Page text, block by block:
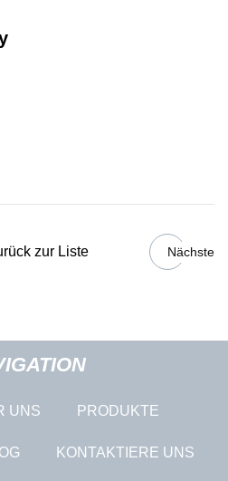
zur Liste Nächste
UNS PRODUKTE
KONTAKTIERE UNS